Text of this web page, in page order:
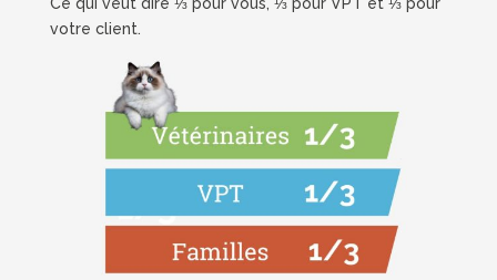
Ce qui veut dire ⅓ pour vous, ⅓ pour VPT et ⅓ pour
votre client.